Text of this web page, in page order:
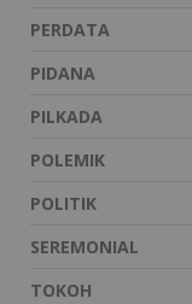
PERDATA
PIDANA
PILKADA
POLEMIK
POLITIK
SEREMONIAL
TOKOH